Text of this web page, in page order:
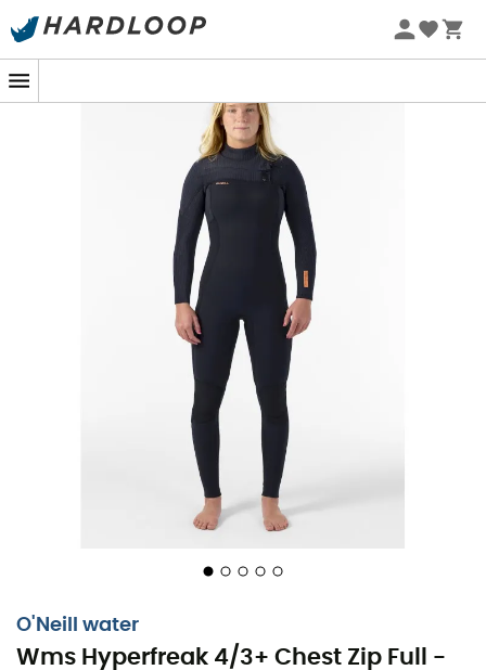
Sommarerbjudanden 🔥 -5 % EXTRA vid köp av 2 produkter*
O'Neill water
Wms Hyperfreak 4/3+ Chest Zip Full -